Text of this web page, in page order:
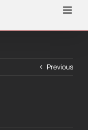
Previous